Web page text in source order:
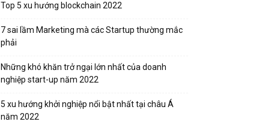
Top 5 xu hướng blockchain 2022
7 sai lầm Marketing mà các Startup thường mắc
phải
Những khó khăn trở ngại lớn nhất của doanh
nghiệp start-up năm 2022
5 xu hướng khởi nghiệp nổi bật nhất tại châu Á
năm 2022